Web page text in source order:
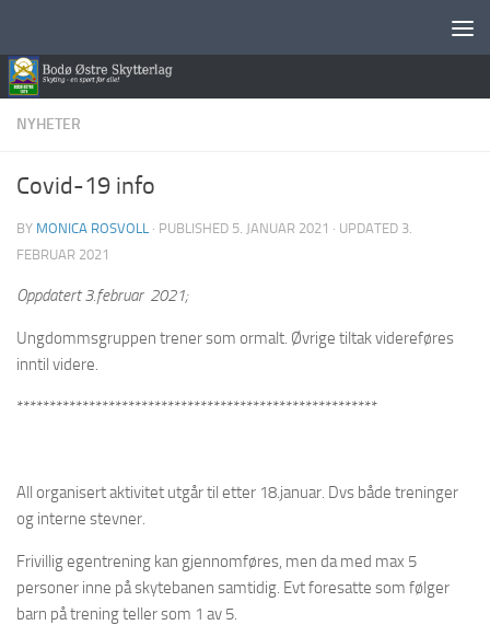
NYHETER
Covid-19 info
BY MONICA ROSVOLL · PUBLISHED 5. JANUAR 2021 · UPDATED 3.
FEBRUAR 2021
Oppdatert 3.februar 2021;
Ungdommsgruppen trener som ormalt. Øvrige tiltak videreføres
inntil videre.
*******************************************************
All organisert aktivitet utgår til etter 18.januar. Dvs både treninger
og interne stevner.
Frivillig egentrening kan gjennomføres, men da med max 5
personer inne på skytebanen samtidig. Evt foresatte som følger
barn på trening teller som 1 av 5.